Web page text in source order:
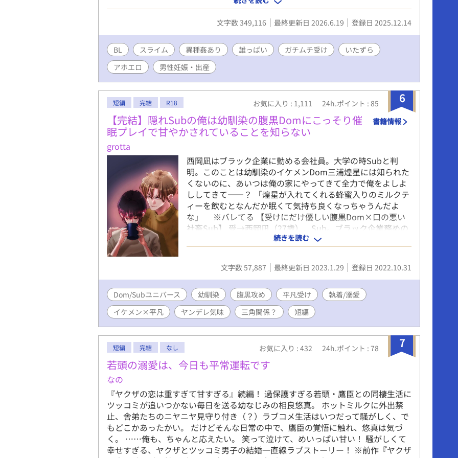
らを倒すべく頑張るお話である(早々に懐柔される)。そして、最終的には自分もハ
ッピーエンドになるおはなし。60話で本編完結、その後番外編を書く予定。 アル
ファポリスのAI校正を使って誤字チェックしてます。が、前半のものは出来てない
ので誤字あり。
文字数 349,116 最終更新日 2026.6.19 登録日 2025.12.14
BL スライム 異種姦あり 雄っぱい ガチムチ受け
いたずら
アホエロ
男性妊娠・出産
6
短編 完結 R18 お気に入り : 1,111 24h.ポイント : 85
【完結】隠れSubの俺は幼馴染の腹黒Domにこっそり催
眠プレイで甘やかされていることを知らない
grotta
書籍情報
西岡凪はブラック企業に勤める会社員。大学の時Subと判
明。このことは幼馴染のイケメンDom三浦煌星には知られた
くないのに、あいつは俺の家にやってきて全力で俺をよしよ
ししてきて――？ 「煌星が入れてくれる蜂蜜入りのミルクテ
ィーを飲むとなんだか眠くて気持ち良くなっちゃうんだよ
な」 ※バレてる 【受けにだけ優しい腹黒Dom×口の悪い
社畜Sub】 受→西岡凪（27歳）、Sub。ブラック企業務めの
平凡会社員。煌星とは実家がお隣さんだった。昔は俺がヒー
ローだったのに、と思ってる。 攻→三浦煌星（26歳）、
Dom。優良ホワイト企業勤務、腹黒執着系イケメン。凪の世
話を焼くのがライフワーク。彼に気づかれぬよう大学時代か
して書いたことないDom/Subユニバースを書いてみる試み。
慣れてないので設定はゆるゆるです。 ※痛みを伴うプレイは
ありません
続きを読む
文字数 57,887 最終更新日 2023.1.29 登録日 2022.10.31
Dom/Subユニバース 幼馴染 腹黒攻め 平凡受け
執着/溺愛
イケメン×平凡
ヤンデレ気味 三角関係？ 短編
7
短編 完結 なし お気に入り : 432 24h.ポイント : 78
若頭の溺愛は、今日も平常運転です
なの
『ヤクザの恋は重すぎて甘すぎる』続編！ 過保護すぎる若頭・鷹臣との同棲生活に
ツッコミが追いつかない毎日を送る幼なじみの相良悠真。 ホットミルクに外出禁
止、舎弟たちのニヤニヤ見守り付き（？）ラブコメ生活はいつだって騒がしく、で
もどこかあったかい。 だけどそんな日常の中で、鷹臣の覚悟に触れ、悠真は気づ
く。 ……俺も、ちゃんと応えたい。 笑って泣けて、めいっぱい甘い！ 騒がしくて
幸せすぎる、ヤクザとツッコミ男子の結婚一直線ラブストーリー！ ※前作『ヤクザ